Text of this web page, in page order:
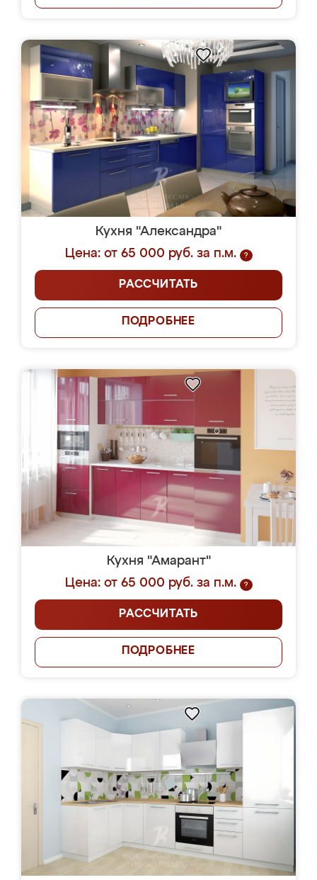
Кухня "Александра"
Цена: от 65 000 руб. за п.м.
?
РАССЧИТАТЬ
ПОДРОБНЕЕ
Кухня "Амарант"
Цена: от 65 000 руб. за п.м.
?
РАССЧИТАТЬ
ПОДРОБНЕЕ